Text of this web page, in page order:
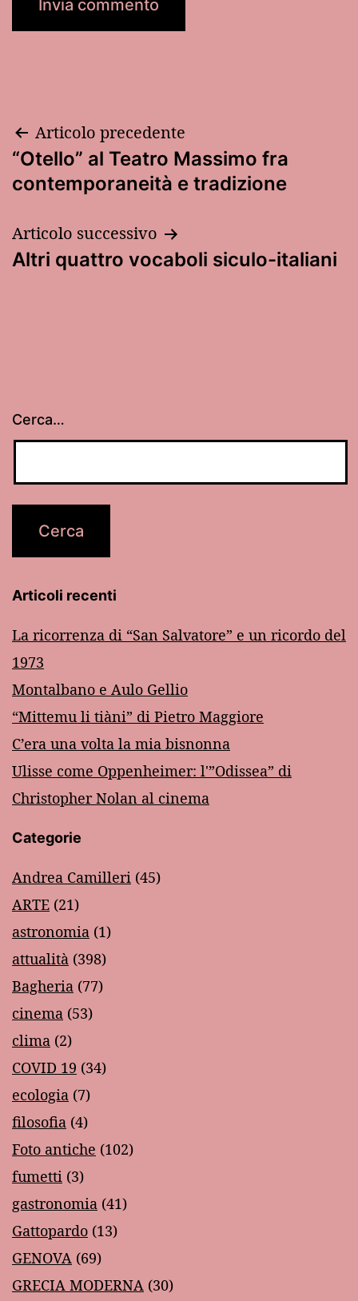
Navigazione
articoli
Articolo precedente
“Otello” al Teatro Massimo fra
contemporaneità e tradizione
Articolo successivo
Altri quattro vocaboli siculo-italiani
Cerca…
Articoli recenti
La ricorrenza di “San Salvatore” e un ricordo del
1973
Montalbano e Aulo Gellio
“Mittemu li tiàni” di Pietro Maggiore
C’era una volta la mia bisnonna
Ulisse come Oppenheimer: l'”Odissea” di
Christopher Nolan al cinema
Categorie
Andrea Camilleri (45)
ARTE (21)
astronomia (1)
attualità (398)
Bagheria (77)
cinema (53)
clima (2)
COVID 19 (34)
ecologia (7)
filosofia (4)
Foto antiche (102)
fumetti (3)
gastronomia (41)
Gattopardo (13)
GENOVA (69)
GRECIA MODERNA (30)